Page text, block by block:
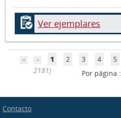
Ver ejemplares
1 2 3 4 5
2181)
Por página :
Contacto